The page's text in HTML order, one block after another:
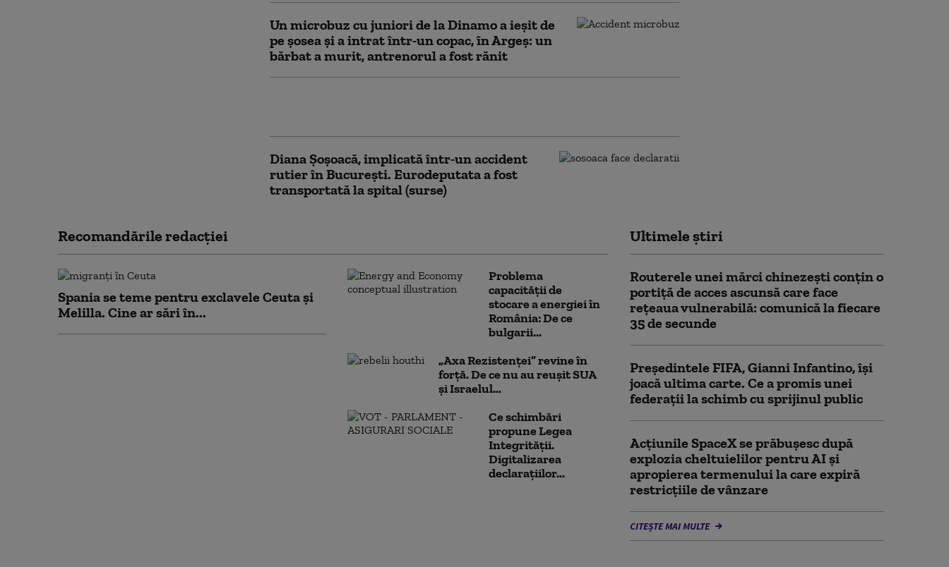
Un microbuz cu juniori de la Dinamo a ieșit de
pe șosea și a intrat într-un copac, în Argeș: un
bărbat a murit, antrenorul a fost rănit
Diana Șoșoacă, implicată într-un accident
rutier în București. Eurodeputata a fost
transportată la spital (surse)
Recomandările redacţiei
Spania se teme pentru exclavele Ceuta și
Melilla. Cine ar sări în...
Problema
capacității de
stocare a energiei în
România: De ce
bulgarii...
„Axa Rezistenței” revine în
forță. De ce nu au reușit SUA
și Israelul...
Ce schimbări
propune Legea
Integrității.
Digitalizarea
declarațiilor...
Ultimele știri
Routerele unei mărci chinezești conțin o
portiță de acces ascunsă care face
rețeaua vulnerabilă: comunică la fiecare
35 de secunde
Președintele FIFA, Gianni Infantino, îşi
joacă ultima carte. Ce a promis unei
federații la schimb cu sprijinul public
Acţiunile SpaceX se prăbuşesc după
explozia cheltuielilor pentru AI şi
apropierea termenului la care expiră
restricţiile de vânzare
CITEȘTE MAI MULTE